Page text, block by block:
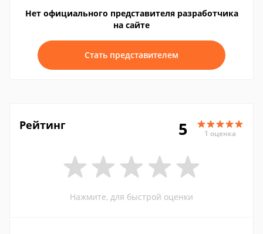
Нет официального представителя разработчика
на сайте
Стать представителем
Рейтинг 5 1 оценка
Нажмите, для быстрой оценки